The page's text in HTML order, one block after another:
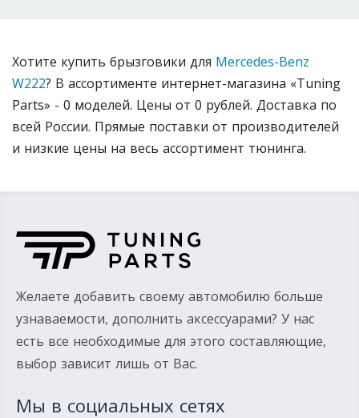
Хотите купить брызговики для Mercedes-Benz
W222? В ассортименте интернет-магазина «Tuning
Parts» - 0 моделей. Цены от 0 рублей. Доставка по
всей России. Прямые поставки от производителей
и низкие цены на весь ассортимент тюнинга.
Желаете добавить своему автомобилю больше
узнаваемости, дополнить аксессуарами? У нас
есть все необходимые для этого составляющие,
выбор зависит лишь от Вас.
Мы в социальных сетях